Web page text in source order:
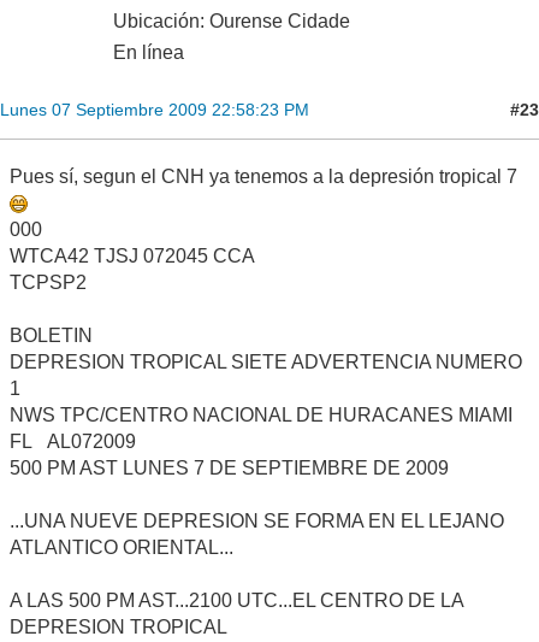
Ubicación: Ourense Cidade
En línea
Lunes 07 Septiembre 2009 22:58:23 PM #23
Pues sí, segun el CNH ya tenemos a la depresión tropical 7
000
WTCA42 TJSJ 072045 CCA
TCPSP2
BOLETIN
DEPRESION TROPICAL SIETE ADVERTENCIA NUMERO
1
NWS TPC/CENTRO NACIONAL DE HURACANES MIAMI
FL AL072009
500 PM AST LUNES 7 DE SEPTIEMBRE DE 2009
...UNA NUEVE DEPRESION SE FORMA EN EL LEJANO
ATLANTICO ORIENTAL...
A LAS 500 PM AST...2100 UTC...EL CENTRO DE LA
DEPRESION TROPICAL